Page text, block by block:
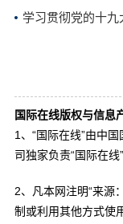
学习贯彻党的十九
国际在线版权与信息
1、“国际在线”由中
司独家负责“国际在线
2、凡本网注明“来源
制或利用其他方式使